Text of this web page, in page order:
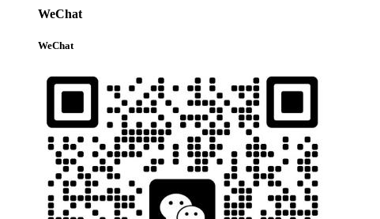
WeChat
WeChat